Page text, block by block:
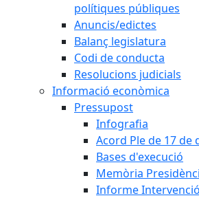
polítiques públiques
Anuncis/edictes
Balanç legislatura
Codi de conducta
Resolucions judicials
Informació econòmica
Pressupost
Infografia
Acord Ple de 17 de
Bases d'execució
Memòria
Informe Intervenció